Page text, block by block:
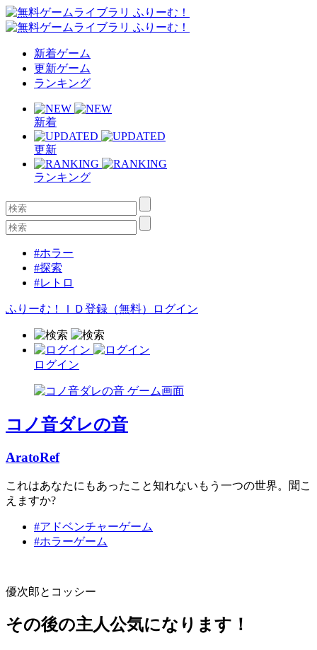
新着ゲーム
更新ゲーム
ランキング
新着
更新
ランキング
#ホラー
#探索
#レトロ
ふりーむ！ＩＤ登録（無料） ログイン
ログイン
コノ音ダレの音
AratoRef
これはあなたにもあったこと知れないもう一つの世界。聞こ
えますか?
#アドベンチャーゲーム
#ホラーゲーム
優次郎とコッシー
その後の主人公気になります！